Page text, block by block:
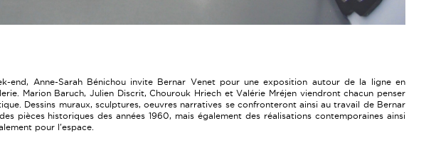
end, Anne-Sarah Bénichou invite Bernar Venet pour une exposition autour de la ligne en
Marion Baruch, Julien Discrit, Chourouk Hriech et Valérie Mréjen viendront chacun penser
Dessins muraux, sculptures, oeuvres narratives se confronteront ainsi au travail de Bernar
pièces historiques des années 1960, mais également des réalisations contemporaines ainsi
pour l'espace.